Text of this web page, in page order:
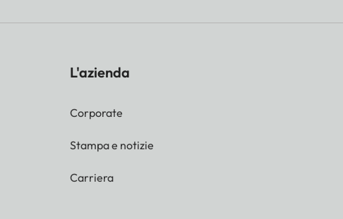
L'azienda
Corporate
Stampa e notizie
Carriera